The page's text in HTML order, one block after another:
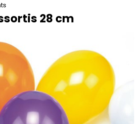
28 cm